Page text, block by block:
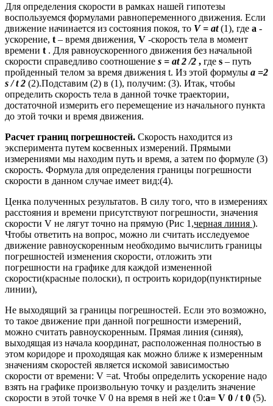
Для определения скорости в рамках нашей гипотезы
воспользуемся формулами равнопеременного движения. Если
движение начинается из состояния покоя, то V = at(1), где а -
ускорение, t – время движения, V -скорость тела в момент
времени t . Для равноускоренного движения без начальной
скорости справедливо соотношение s = at2/2 , где s – путь
пройденный телом за время движения t. Из этой формулы a =2
s/t2 (2).Подставим (2) в (1), получим: (3). Итак, чтобы
определить скорость тела в данной точке траектории,
достаточной измерить его перемещение из начального пункта
до этой точки и время движения.
Расчет границ погрешностей. Скорость находится из
эксперимента путем косвенных измерений. Прямыми
измерениями мы находим путь и время, а затем по формуле (3)
скорость. Формула для определения границы погрешности
скорости в данном случае имеет вид:(4).
Ценка полученных результатов. В силу того, что в измерениях
расстояния и времени присутствуют погрешности, значения
скорости V не лягут точно на прямую (Рис 1,черная линия ).
Чтобы ответить на вопрос, можно ли считать исследуемое
движение равноускоренным необходимо вычислить границы
погрешностей изменения скорости, отложить эти
погрешности на графике для каждой измененной
скорости(красные полоски), п остроить коридор(пунктирные
линии),
Не выходящий за границы погрешностей. Если это возможно,
то такое движение при данной погрешности измерений,
можно считать равноускоренным. Прямая линия (синяя),
выходящая из начала координат, расположенная полностью в
этом коридоре и проходящая как можно ближе к измеренным
значениям скоростей является искомой зависимостью
скорости от времени: V =at. Чтобы определить ускорение надо
взять на графике произвольную точку и разделить значение
скорости в этой точке V 0 на время в ней же t 0:а= V 0 /t 0 (5).